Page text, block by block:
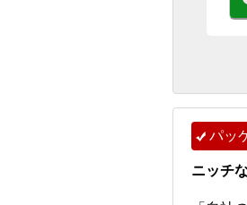
パッ
ニッチ